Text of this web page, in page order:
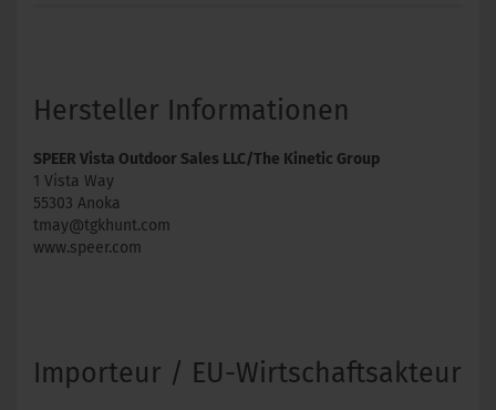
Hersteller Informationen
SPEER Vista Outdoor Sales LLC/The Kinetic Group
1 Vista Way
55303 Anoka
tmay@tgkhunt.com
www.speer.com
Importeur / EU-Wirtschaftsakteur